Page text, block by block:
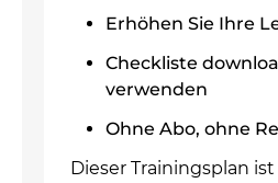
Erhöhen Sie Ihre
Checkliste
verwenden
Ohne Abo, ohne
Dieser Trainingsplan